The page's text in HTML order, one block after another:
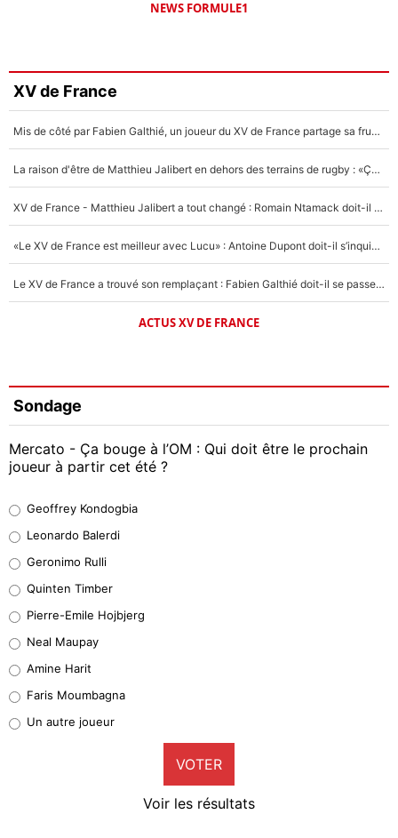
NEWS FORMULE1
XV de France
Mis de côté par Fabien Galthié, un joueur du XV de France partage sa frustration : «ils ne me l’ont pas dit tout de suite»
La raison d'être de Matthieu Jalibert en dehors des terrains de rugby : «Ça m'atteint autant que si tu touches à un membre de ma famille»
XV de France - Matthieu Jalibert a tout changé : Romain Ntamack doit-il s’inquiéter pour sa place à un an de la Coupe du monde ?
«Le XV de France est meilleur avec Lucu» : Antoine Dupont doit-il s’inquiéter pour sa place ?
Le XV de France a trouvé son remplaçant : Fabien Galthié doit-il se passer d'Antoine Dupont ?
ACTUS XV DE FRANCE
Sondage
Mercato - Ça bouge à l’OM : Qui doit être le prochain
joueur à partir cet été ?
38%
32%
5%
1%
9%
Geoffrey Kondogbia
Leonardo Balerdi
Geronimo Rulli
Quinten Timber
Pierre-Emile Hojbjerg
Neal Maupay
Amine Harit
Faris Moumbagna
Un autre joueur
VOTER
Voir les résultats